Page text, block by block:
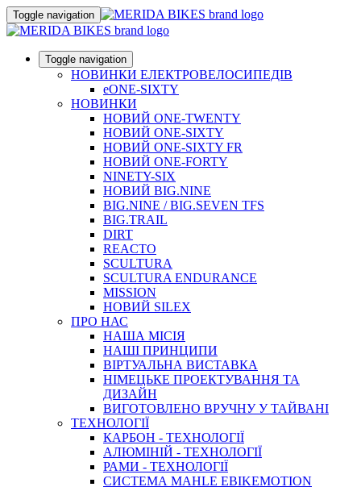
Toggle navigation
Toggle navigation
НОВИНКИ ЕЛЕКТРОВЕЛОСИПЕДІВ
eONE-SIXTY
НОВИНКИ
НОВИЙ ONE-TWENTY
НОВИЙ ONE-SIXTY
НОВИЙ ONE-SIXTY FR
НОВИЙ ONE-FORTY
NINETY-SIX
НОВИЙ BIG.NINE
BIG.NINE / BIG.SEVEN TFS
BIG.TRAIL
DIRT
REACTO
SCULTURA
SCULTURA ENDURANCE
MISSION
НОВИЙ SILEX
ПРО НАС
НАША МICIЯ
НАШI ПРИНЦИПИ
ВIРТУАЛЬНА ВИСТАВКА
НІМЕЦЬКЕ ПРОЕКТУВАННЯ ТА
ДИЗАЙН
ВИГОТОВЛЕНО ВРУЧНУ У ТАЙВАНІ
ТЕХНОЛОГІЇ
КАРБОН - ТЕХНОЛОГІЇ
АЛЮМІНІЙ - ТЕХНОЛОГІЇ
РАМИ - ТЕХНОЛОГІЇ
СИСТЕМА MAHLE EBIKEMOTION